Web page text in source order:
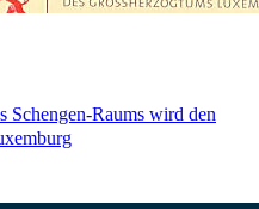
Raums wird den